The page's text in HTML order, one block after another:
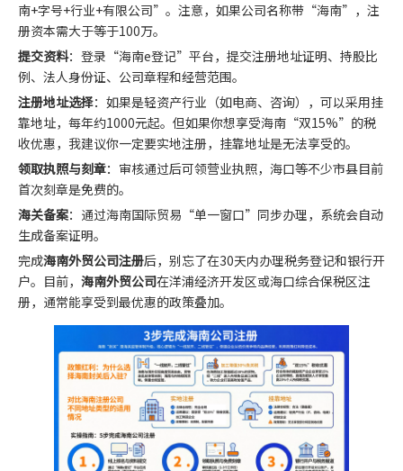
南+字号+行业+有限公司”。注意，如果公司名称带“海南”，注
册资本需大于等于100万。
提交资料：登录“海南e登记”平台，提交注册地址证明、持股比
例、法人身份证、公司章程和经营范围。
注册地址选择：如果是轻资产行业（如电商、咨询），可以采用挂
靠地址，每年约1000元起。但如果你想享受海南“双15%”的税
收优惠，我建议你一定要实地注册，挂靠地址是无法享受的。
领取执照与刻章：审核通过后可领营业执照，海口等不少市县目前
首次刻章是免费的。
海关备案：通过海南国际贸易“单一窗口”同步办理，系统会自动
生成备案证明。
完成海南外贸公司注册后，别忘了在30天内办理税务登记和银行开
户。目前， 海南外贸公司在洋浦经济开发区或海口综合保税区注
册，通常能享受到最优惠的政策叠加。